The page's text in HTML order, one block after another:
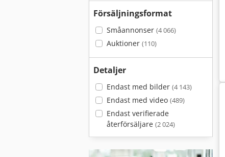
Försäljningsformat
Småannonser (4 066)
Auktioner (110)
Detaljer
Endast med bilder (4 143)
Endast med video (489)
Endast verifierade
återförsäljare (2 024)